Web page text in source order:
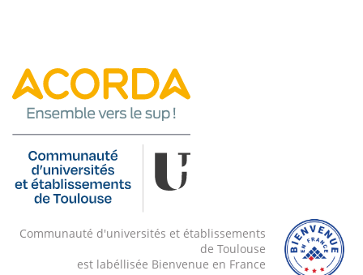
Communauté d'universités et établissements
de Toulouse
est labéllisée Bienvenue en France